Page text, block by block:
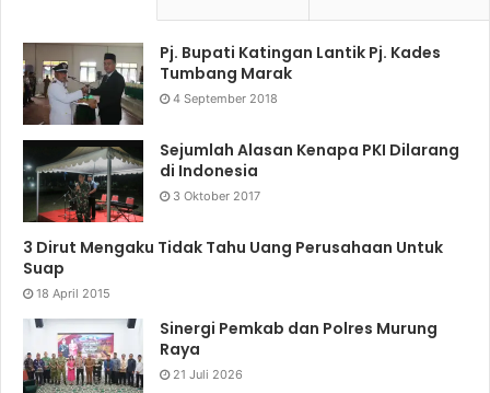
Pj. Bupati Katingan Lantik Pj. Kades
Tumbang Marak
4 September 2018
Sejumlah Alasan Kenapa PKI Dilarang
di Indonesia
3 Oktober 2017
3 Dirut Mengaku Tidak Tahu Uang Perusahaan Untuk
Suap
18 April 2015
Sinergi Pemkab dan Polres Murung
Raya
21 Juli 2026